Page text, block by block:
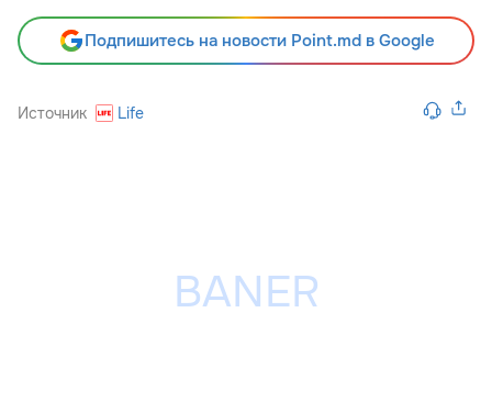
Подпишитесь на новости Point.md в Google
Источник Life